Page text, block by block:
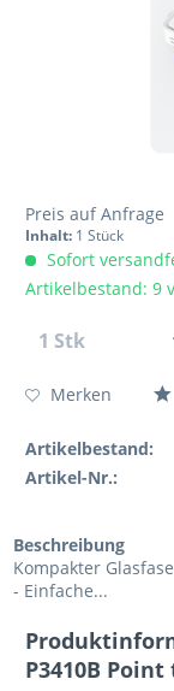
Preis auf Anfrage
Inhalt: 1 Stück
Sofort
Artikelbestand: 9
Merken
Artikelbestand:
Artikel-Nr.:
Beschreibung
Kompakter
- Einfache...
P3410B